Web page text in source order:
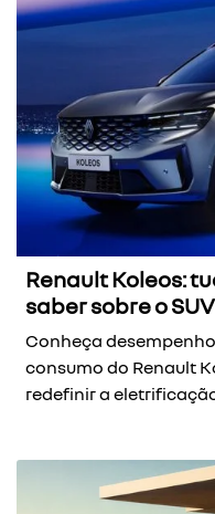
Renault Koleos:
saber sobre o
Conheça
consumo do Renault
redefinir a